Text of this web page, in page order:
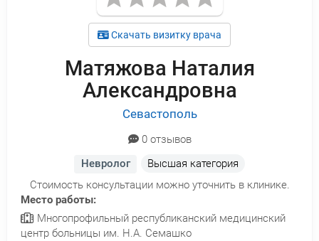
Скачать визитку врача
Матяжова Наталия
Александровна
Севастополь
0 отзывов
Невролог
Высшая категория
Стоимость консультации можно уточнить в клинике.
Место работы:
Многопрофильный республиканский медицинский
центр больницы им. Н.А. Семашко